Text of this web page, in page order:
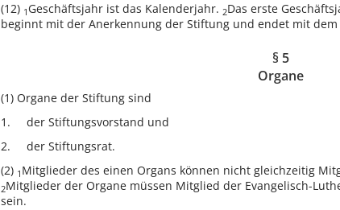
(12) 1 Geschäftsjahr ist das Kalenderjahr. 2Das erste
beginnt mit der Anerkennung der Stiftung und endet mit
§ 5
Organe
(1) Organe der Stiftung sind
der Stiftungsvorstand und
der Stiftungsrat.
(2) 1 Mitglieder des einen Organs können nicht gleichzeitig
2Mitglieder der Organe müssen Mitglied der Evangelisch-
sein.